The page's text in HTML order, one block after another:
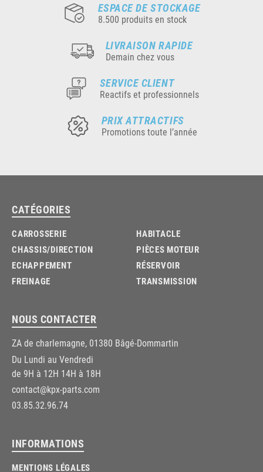
ESPACE DE STOCKAGE
8.500 produits en stock
LIVRAISON RAPIDE
Demain chez vous
SERVICE CLIENT
Reactifs et professionnels
PRIX ATTRACTIFS
Promotions toute l’année
CATÉGORIES
CARROSSERIE
CHASSIS/DIRECTION
ECHAPPEMENT
FREINAGE
HABITACLE
PIÈCES MOTEUR
RÉSERVOIR
TRANSMISSION
NOUS CONTACTER
ZA de charlemagne, 01380 Bâgé-Dommartin
Du Lundi au Vendredi
de 9H à 12H 14H à 18H
contact@kpx-parts.com
03.85.32.96.74
INFORMATIONS
MENTIONS LÉGALES